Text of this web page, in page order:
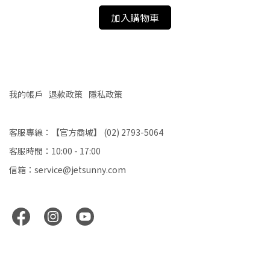
加入購物車
我的帳戶 退款政策 隱私政策
客服專線：【官方商城】 (02) 2793-5064
客服時間：10:00 - 17:00
信箱：service@jetsunny.com